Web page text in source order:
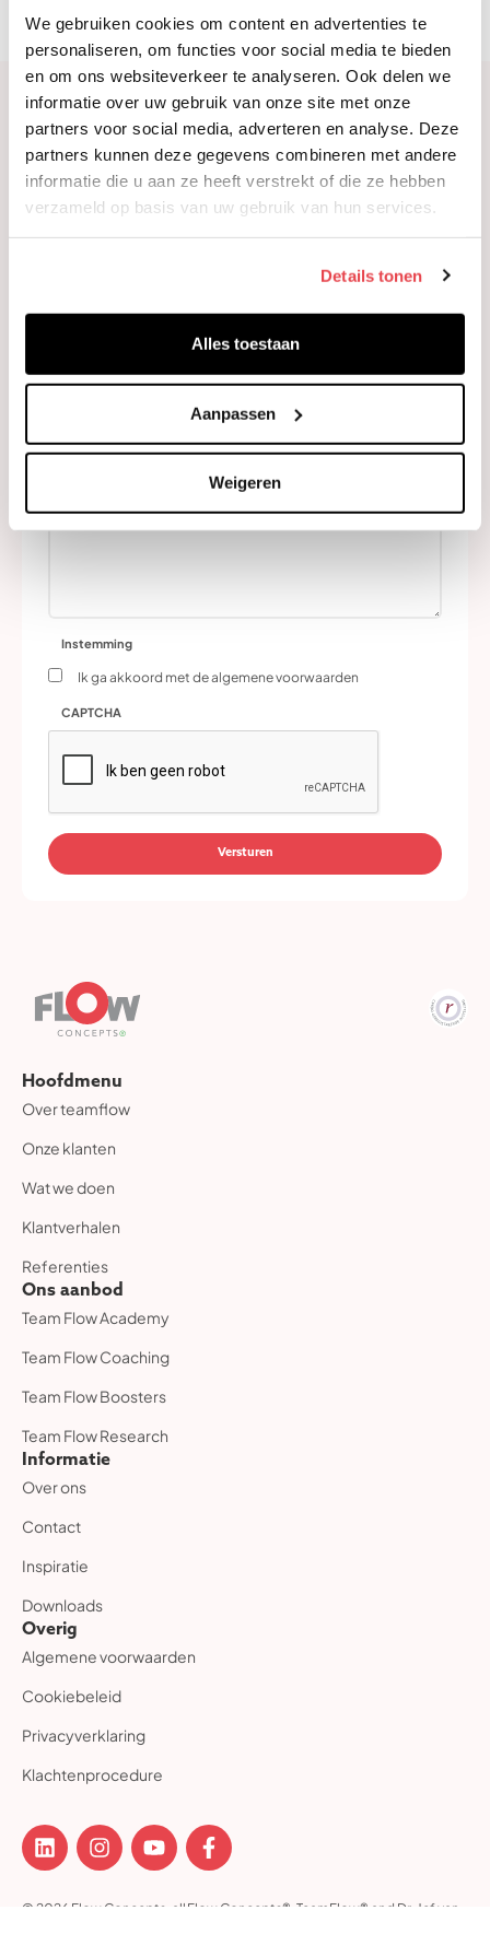
We gebruiken cookies om content en advertenties te
personaliseren, om functies voor social media te bieden
en om ons websiteverkeer te analyseren. Ook delen we
informatie over uw gebruik van onze site met onze
partners voor social media, adverteren en analyse. Deze
partners kunnen deze gegevens combineren met andere
informatie die u aan ze heeft verstrekt of die ze hebben
verzameld op basis van uw gebruik van hun services.
Details tonen
Alles toestaan
Aanpassen
Weigeren
Meer informatie?
Vraag meer informatie aan
over onze workshops
en/of tools!
E-
Instemming
Ik ga akkoord met de algemene voorwaarden
CAPTCHA
Hoofdmenu
Over teamflow
Onze klanten
Wat we doen
Klantverhalen
Referenties
Ons aanbod
Team Flow Academy
Team Flow Coaching
Team Flow Boosters
Team Flow Research
Informatie
Over ons
Contact
Inspiratie
Downloads
Overig
Algemene voorwaarden
Cookiebeleid
Privacyverklaring
Klachtenprocedure
© 2026 Flow Concepts, all Flow Concepts®, TeamFlow® and Dr. Jef van